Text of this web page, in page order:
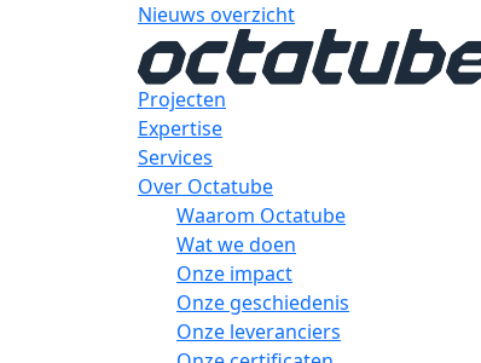
Projecten
Expertise
Services
Over Octatube
Waarom Octatube
Wat we doen
Onze impact
Onze geschiedenis
Onze leveranciers
Nieuws overzicht